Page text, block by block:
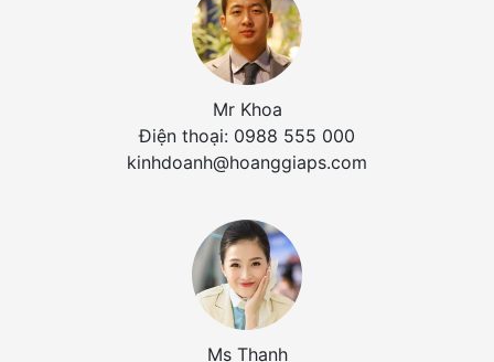
Mr Khoa
Điện thoại: 0988 555 000
kinhdoanh@hoanggiaps.com
Ms Thanh